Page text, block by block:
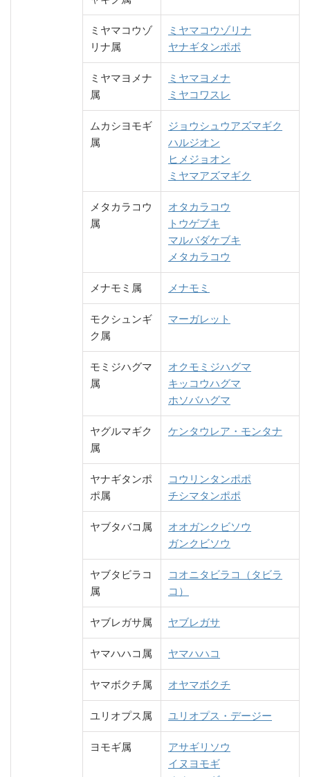
ミヤマコウゾ
リナ属
ミヤマコウゾリナ
ヤナギタンポポ
ミヤマヨメナ
属
ミヤマヨメナ
ミヤコワスレ
ムカシヨモギ
属
ジョウシュウアズマギク
ハルジオン
ヒメジョオン
ミヤマアズマギク
メタカラコウ
属
オタカラコウ
トウゲブキ
マルバダケブキ
メタカラコウ
メナモミ属 メナモミ
モクシュンギ
ク属
マーガレット
モミジハグマ
属
オクモミジハグマ
キッコウハグマ
ホソバハグマ
ヤグルマギク
属
ケンタウレア・モンタナ
ヤナギタンポ
ポ属
コウリンタンポポ
チシマタンポポ
ヤブタバコ属
オオガンクビソウ
ガンクビソウ
ヤブタビラコ
属
コオニタビラコ（タビラ
コ）
ヤブレガサ属 ヤブレガサ
ヤマハハコ属 ヤマハハコ
ヤマボクチ属 オヤマボクチ
ユリオプス属 ユリオプス・デージー
ヨモギ属
アサギリソウ
イヌヨモギ